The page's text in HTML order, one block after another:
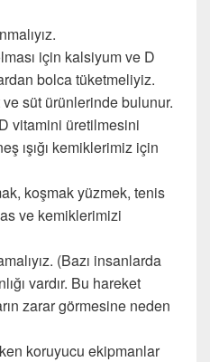
için kalsiyum ve D
bolca tüketmeliyiz.
süt ürünlerinde bulunur.
vitamini üretilmesini
ışığı kemiklerimiz için
koşmak yüzmek, tenis
ve kemiklerimizi
(Bazı insanlarda
vardır. Bu hareket
zarar görmesine neden
koruyucu ekipmanlar